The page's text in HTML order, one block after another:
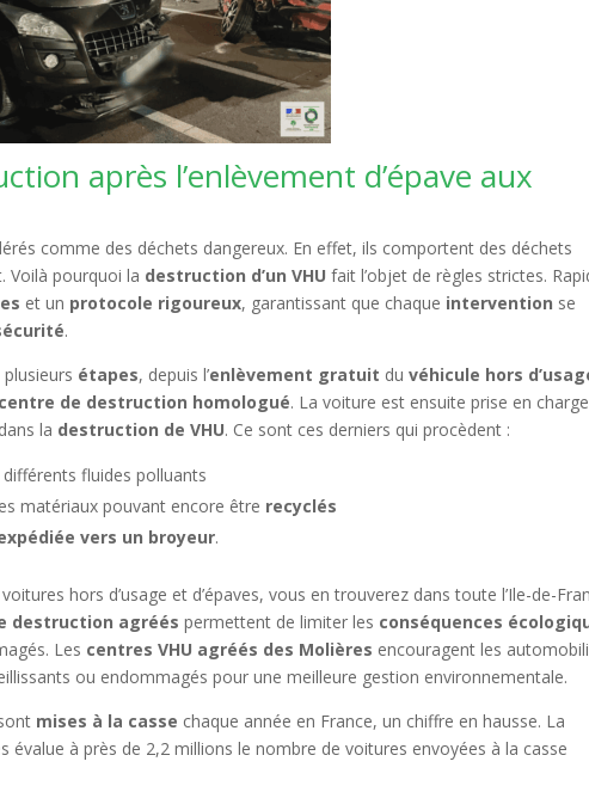
après l’enlèvement d’épave aux
comme des déchets dangereux. En effet, ils comportent des déchets
Voilà pourquoi la destruction d’un VHU fait l’objet de règles strictes.
et un protocole rigoureux, garantissant que chaque intervention se
.
étapes, depuis l’enlèvement gratuit duvéhicule hors
centre de destruction homologué. La voiture est ensuite prise en
la destruction de VHU. Ce sont ces derniers qui procèdent :
fluides polluants
matériaux pouvant encore être recyclés
vers un broyeur.
hors d’usage et d’épaves, vous en trouverez dans toute l’Ile-de-
destruction agréés permettent de limiter les conséquences
Les centres VHU agréés des Molières encouragent les
ou endommagés pour une meilleure gestion environnementale.
mises à la casse chaque année en France, un chiffre en hausse. La
évalue à près de 2,2 millions le nombre de voitures envoyées à la casse